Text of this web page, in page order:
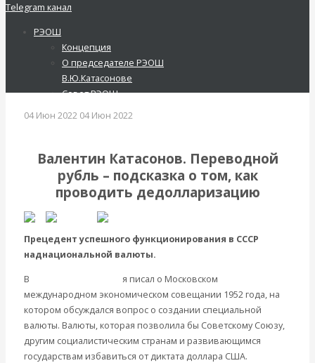
Telegram канал
РЭОШ
Концепция
О председателе РЭОШ
В.Ю.Катасонове
Совет РЭОШ
Контакты
Библиотека
Библиотека классической
русской мысли
Шарапов Сергей Федорович
Соловьев Владимир
Данилевский Н. Я.
Кокорев Василий
Бутми Г. В.
Другие авторы
Современные книги
Экономика современной России
Мировая экономика
Русское экономическое общество
имени С.Ф.Шарапова
Вернуться назад
04 Июн 2022 04 Июн 2022
Валентин Катасонов. Переводной
рубль – подсказка о том, как
проводить дедолларизацию
Прецедент успешного функционирования в СССР
наднациональной валюты.
В
я писал о Московском
международном экономическом совещании 1952 года, на
котором обсуждался вопрос о создании специальной
валюты. Валюты, которая позволила бы Советскому Союзу,
другим социалистическим странам и развивающимся
государствам избавиться от диктата доллара США.